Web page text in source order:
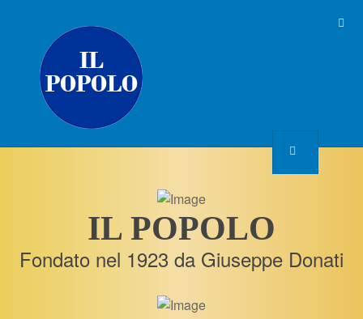
IL POPOLO
Fondato nel 1923 da Giuseppe Donati